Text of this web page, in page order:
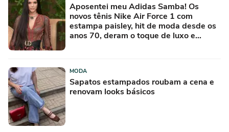
Aposentei meu Adidas Samba! Os
novos tênis Nike Air Force 1 com
estampa paisley, hit de moda desde os
anos 70, deram o toque de luxo e
MODA
Sapatos estampados roubam a cena e
renovam looks básicos